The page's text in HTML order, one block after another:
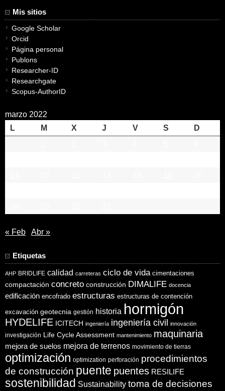
Mis sitios
Google Scholar
Orcid
Página personal
Publons
Researcher-ID
Researchgate
Scopus-AuthorID
marzo 2022
L
M X J V S
D
« Feb Abr »
Etiquetas
AHP BRIDLIFE calidad carreteras ciclo de vida cimentaciones
compactación concreto construcción DIMALIFE docencia
edificación encofrado estructuras estructuras de contención
excavación geotecnia gestión historia hormigón
HYDELIFE ICITECH ingeniería ingeniería civil innovación
investigación Life Cycle Assessment mantenimiento maquinaria
mejora de suelos mejora de terrenos movimiento de tierras
optimización optimization perforación procedimientos
de construcción puente puentes RESILIFE
sostenibilidad Sustainability toma de decisiones